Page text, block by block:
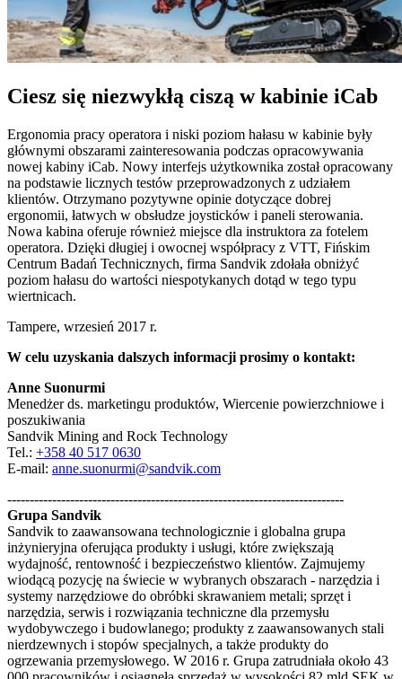
Ciesz się niezwykłą ciszą w kabinie iCab
Ergonomia pracy operatora i niski poziom hałasu w kabinie były
głównymi obszarami zainteresowania podczas opracowywania
nowej kabiny iCab. Nowy interfejs użytkownika został opracowany
na podstawie licznych testów przeprowadzonych z udziałem
klientów. Otrzymano pozytywne opinie dotyczące dobrej
ergonomii, łatwych w obsłudze joysticków i paneli sterowania.
Nowa kabina oferuje również miejsce dla instruktora za fotelem
operatora. Dzięki długiej i owocnej współpracy z VTT, Fińskim
Centrum Badań Technicznych, firma Sandvik zdołała obniżyć
poziom hałasu do wartości niespotykanych dotąd w tego typu
wiertnicach.
Tampere, wrzesień 2017 r.
W celu uzyskania dalszych informacji prosimy o kontakt:
Anne Suonurmi
Menedżer ds. marketingu produktów, Wiercenie powierzchniowe i
poszukiwania
Sandvik Mining and Rock Technology
Tel.: +358 40 517 0630
E-mail: anne.suonurmi@sandvik.com
---------------------------------------------------------------------------
Grupa Sandvik
Sandvik to zaawansowana technologicznie i globalna grupa
inżynieryjna oferująca produkty i usługi, które zwiększają
wydajność, rentowność i bezpieczeństwo klientów. Zajmujemy
wiodącą pozycję na świecie w wybranych obszarach - narzędzia i
systemy narzędziowe do obróbki skrawaniem metali; sprzęt i
narzędzia, serwis i rozwiązania techniczne dla przemysłu
wydobywczego i budowlanego; produkty z zaawansowanych stali
nierdzewnych i stopów specjalnych, a także produkty do
ogrzewania przemysłowego. W 2016 r. Grupa zatrudniała około 43